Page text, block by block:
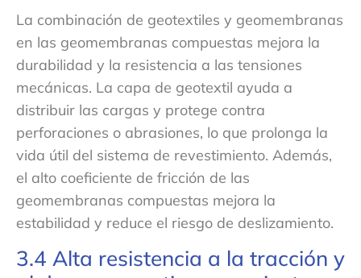
La combinación de geotextiles y geomembranas
en las geomembranas compuestas mejora la
durabilidad y la resistencia a las tensiones
mecánicas. La capa de geotextil ayuda a
distribuir las cargas y protege contra
perforaciones o abrasiones, lo que prolonga la
vida útil del sistema de revestimiento. Además,
el alto coeficiente de fricción de las
geomembranas compuestas mejora la
estabilidad y reduce el riesgo de deslizamiento.
3.4 Alta resistencia a la tracción y